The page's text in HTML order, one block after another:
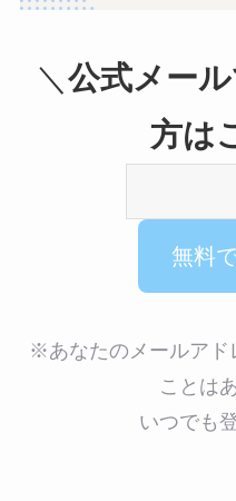
＼ 公式メー
方は
※あなたのメールアド
ことは
いつでも